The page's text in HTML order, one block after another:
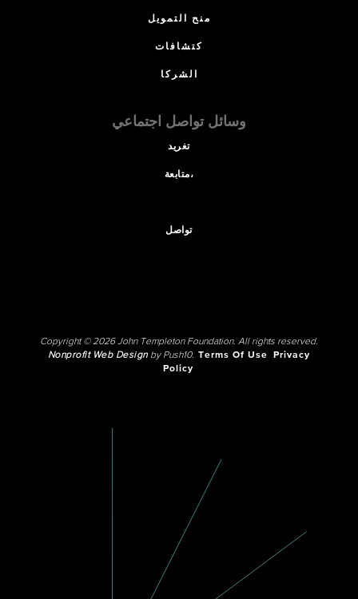
منح التمويل
كتشافات
الشركا
وسائل تواصل اجتماعي
تغريد
متابعة،
تواصل
Copyright © 2026 John Templeton Foundation. All rights reserved.
Nonprofit Web Designby Push10. Terms Of Use
Privacy
Policy